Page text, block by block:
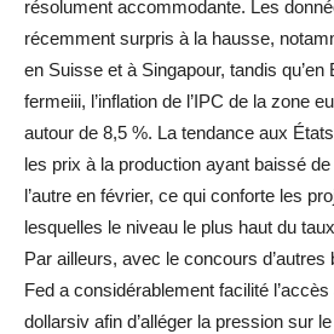
résolument accommodante. Les
récemment surpris à la hausse,
en Suisse et à Singapour, tandis
fermeiii, l’inflation de l’IPC de la zone
autour de 8,5 %. La tendance aux
les prix à la production ayant baissé de
l’autre en février, ce qui conforte les
lesquelles le niveau le plus haut du
Par ailleurs, avec le concours
Fed a considérablement facilité
dollarsiv afin d’alléger la pression sur